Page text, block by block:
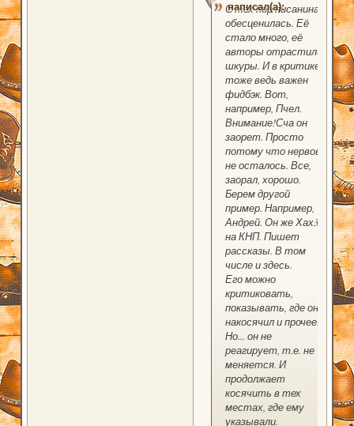
написал(а):
С тех пор писанина
обесценилась. Её
стало много, её
авторы отрастили
шкуры. И в критике
тоже ведь важен
фидбэк. Вот,
например, Пчел.
Внимание!Сча он
заорет. Просто
потому что нервов
не осталось. Все,
заорал, хорошо.
Берем другой
пример. Например,
Андрей. Он же Хах33
на КНП. Пишет
рассказы. В том
числе и здесь.
Его можно
критиковать,
показывать, где он
накосячил и прочее.
Но... он не
реагирует, т.е. не
меняется. И
продолжает
косячить в тех
местах, где ему
указывали.